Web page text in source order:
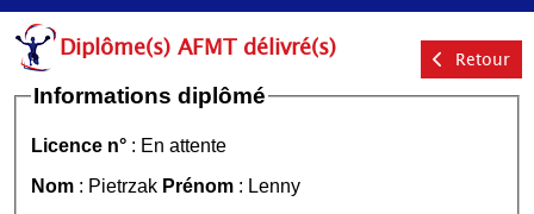
Diplôme(s) AFMT délivré(s) Retour
Informations diplômé
Licence n° : En attente
Nom : Pietrzak Prénom : Lenny